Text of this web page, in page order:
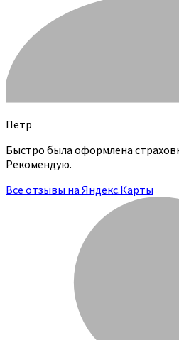
Пётр
Быстро была оформлена
Рекомендую.
Все отзывы на Яндекс.Карты